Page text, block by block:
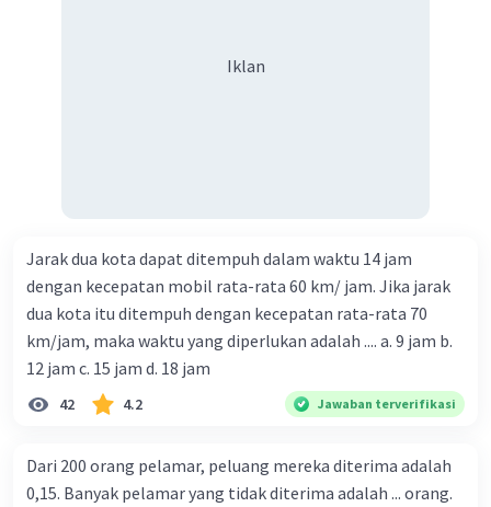
Iklan
Jarak dua kota dapat ditempuh dalam waktu 14 jam
dengan kecepatan mobil rata-rata 60 km/ jam. Jika jarak
dua kota itu ditempuh dengan kecepatan rata-rata 70
km/jam, maka waktu yang diperlukan adalah .... a. 9 jam b.
12 jam c. 15 jam d. 18 jam
42 4.2 Jawaban terverifikasi
Dari 200 orang pelamar, peluang mereka diterima adalah
0,15. Banyak pelamar yang tidak diterima adalah ... orang.